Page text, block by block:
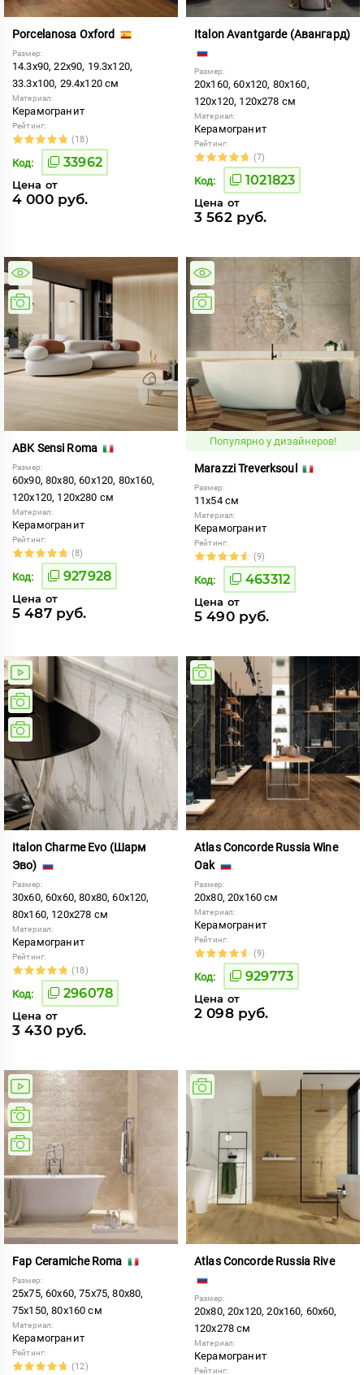
Porcelanosa Oxford
Размер:
14.3x90, 22x90, 19.3x120,
33.3x100, 29.4x120 см
Материал:
Керамогранит
Рейтинг:
(18)
Код: 33962
Цена от
4 000 руб.
Italon Avantgarde (Авангард)
Размер:
20x160, 60x120, 80x160,
120x120, 120x278 см
Материал:
Керамогранит
Рейтинг:
(7)
Код: 1021823
Цена от
3 562 руб.
ABK Sensi Roma
Размер:
60x90, 80x80, 60x120, 80x160,
120x120, 120x280 см
Материал:
Керамогранит
Рейтинг:
(8)
Код: 927928
Цена от
5 487 руб.
Популярно у дизайнеров!
Marazzi Treverksoul
Размер:
11x54 см
Материал:
Керамогранит
Рейтинг:
(9)
Код: 463312
Цена от
5 490 руб.
Italon Charme Evo (Шарм
Эво)
Размер:
30x60, 60x60, 80x80, 60x120,
80x160, 120x278 см
Материал:
Керамогранит
Рейтинг:
(18)
Код: 296078
Цена от
3 430 руб.
Atlas Concorde Russia Wine
Oak
Размер:
20x80, 20x160 см
Материал:
Керамогранит
Рейтинг:
(9)
Код: 929773
Цена от
2 098 руб.
Fap Ceramiche Roma
Размер:
25x75, 60x60, 75x75, 80x80,
75x150, 80x160 см
Материал:
Керамогранит
Рейтинг:
(12)
Atlas Concorde Russia Rive
Размер:
20x80, 20x120, 20x160, 60x60,
120x278 см
Материал:
Керамогранит
Рейтинг: